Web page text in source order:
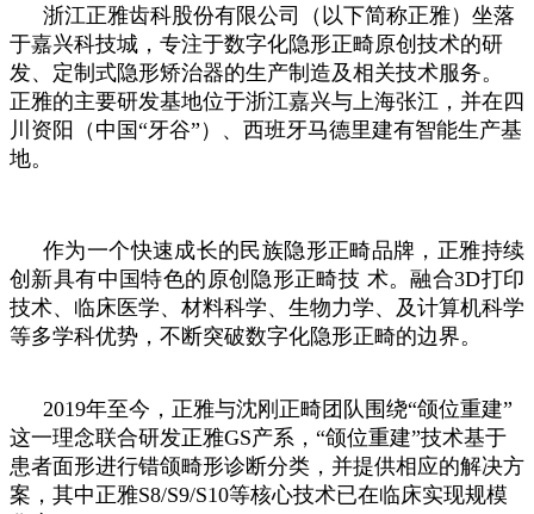
浙江正雅齿科股份有限公司（以下简称正雅）坐落
于嘉兴科技城，专注于数字化隐形正畸原创技术的研
发、定制式隐形矫治器的生产制造及相关技术服务。
正雅的主要研发基地位于浙江嘉兴与上海张江，并在四
川资阳（中国“牙谷”）、西班牙马德里建有智能生产基
地。
作为一个快速成长的民族隐形正畸品牌，正雅持续
创新具有中国特色的原创隐形正畸技 术。融合3D打印
技术、临床医学、材料科学、生物力学、及计算机科学
等多学科优势，不断突破数字化隐形正畸的边界。
2019年至今，正雅与沈刚正畸团队围绕“颌位重建”
这一理念联合研发正雅GS产系，“颌位重建”技术基于
患者面形进行错颌畸形诊断分类，并提供相应的解决方
案，其中正雅S8/S9/S10等核心技术已在临床实现规模